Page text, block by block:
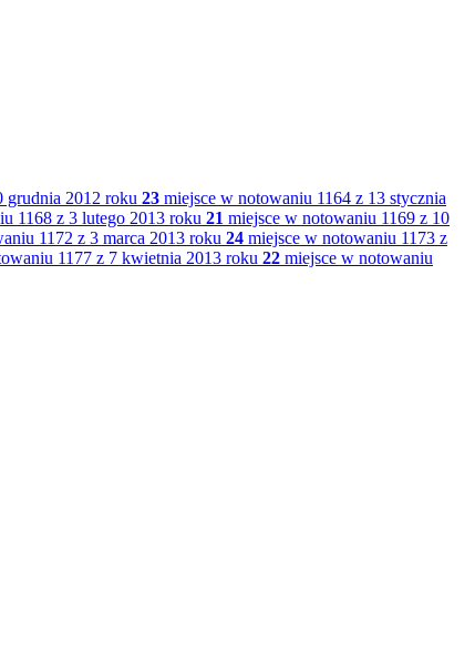
grudnia 2012 roku 23 miejsce w notowaniu 1164 z 13 stycznia
1168 z 3 lutego 2013 roku 21 miejsce w notowaniu 1169 z 10
1172 z 3 marca 2013 roku 24 miejsce w notowaniu 1173 z
1177 z 7 kwietnia 2013 roku 22 miejsce w notowaniu